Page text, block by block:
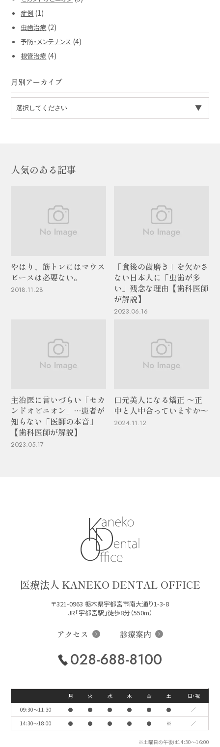
症例 (1)
虫歯治療 (2)
予防・メンテナンス (4)
根管治療 (4)
月別アーカイブ
人気のある記事
やはり、筋トレにはマウス
ピースは必要ない。
2018.11.28
「食後の歯磨き」を欠かさ
ない日本人に「虫歯が多
い」残念な理由【歯科医師
が解説】
2023.06.16
主治医に言いづらい「セカ
ンドオピニオン」…患者が
知らない「医師の本音」
【歯科医師が解説】
2023.05.17
口元美人になる矯正 〜正
中と人中合っていますか〜
2024.11.12
医療法人 KANEKO DENTAL OFFICE
〒321-0963 栃木県宇都宮市南大通り1-3-8
JR「宇都宮駅」徒歩8分（550m）
アクセス 診療案内
028-688-8100
月 火 水 木 金 土
日・祝
09:30〜11:30
● ● ● ● ● ●
／
14:30〜18:00
● ● ● ● ● ※ ／
※土曜日の午後は14:30〜16:00